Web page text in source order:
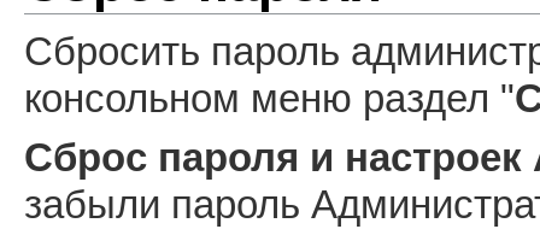
Сбросить пароль
консольном меню раздел "
Сброс пароля и
забыли пароль